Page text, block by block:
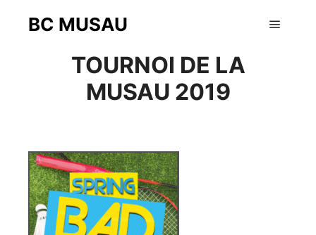
BC MUSAU
TOURNOI DE LA
MUSAU 2019